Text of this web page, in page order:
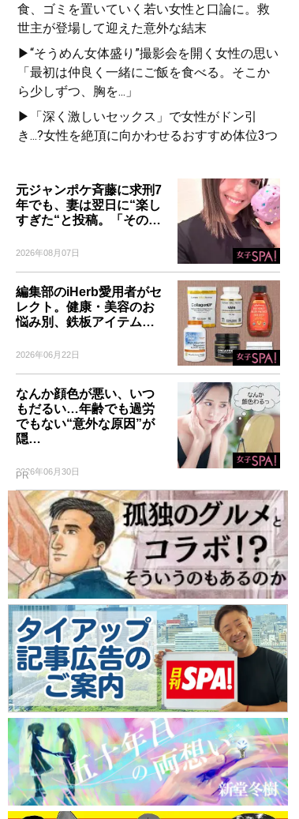
食、ゴミを置いていく若い女性と口論に。救
世主が登場して迎えた意外な結末
▶“そうめん女体盛り”撮影会を開く女性の思い
「最初は仲良く一緒にご飯を食べる。そこか
ら少しずつ、胸を...」
▶「深く激しいセックス」で女性がドン引
き...?女性を絶頂に向かわせるおすすめ体位3つ
元ジャンポケ斉藤に求刑7
年でも、妻は翌日に“楽し
すぎた“と投稿。「その…
2026年08月07日
編集部のiHerb愛用者がセ
レクト。健康・美容のお
悩み別、鉄板アイテム…
2026年06月22日
なんか顔色が悪い、いつ
もだるい…年齢でも過労
でもない“意外な原因”が
隠…
2026年06月30日
PR